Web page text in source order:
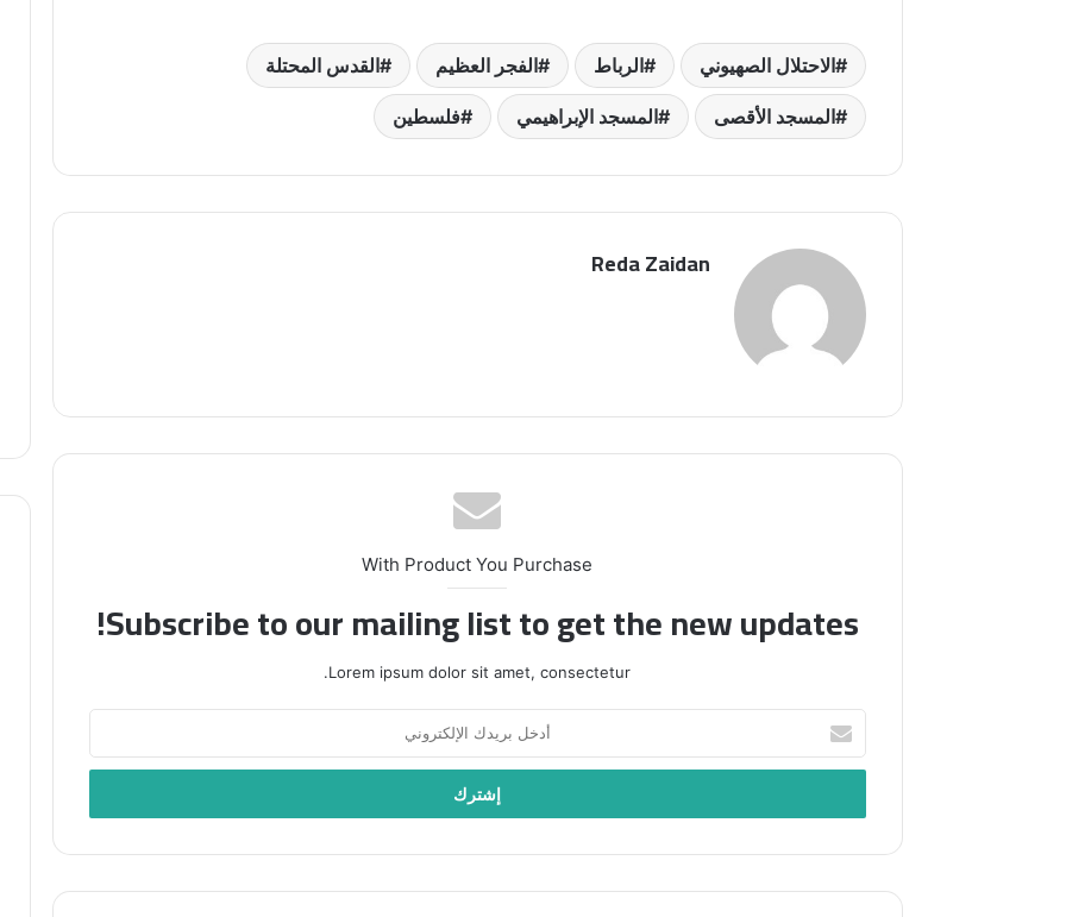
الاحتلال الصهيوني الرباط الفجر العظيم القدس المحتلة
المسجد الأقصى المسجد الإبراهيمي فلسطين
Reda Zaidan
With Product You Purchase
Subscribe to our mailing list to get the new updates!
Lorem ipsum dolor sit amet, consectetur.
بريدك
الإلكتروني